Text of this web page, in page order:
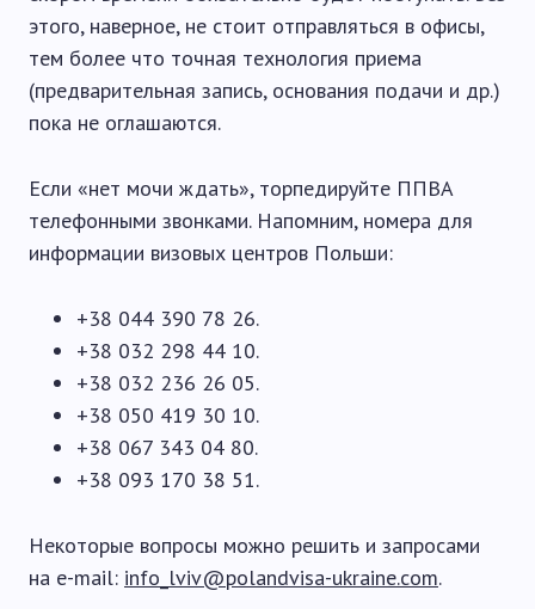
этого, наверное, не стоит отправляться в офисы,
тем более что точная технология приема
(предварительная запись, основания подачи и др.)
пока не оглашаются.
Если «нет мочи ждать», торпедируйте ППВА
телефонными звонками. Напомним, номера для
информации визовых центров Польши:
+38 044 390 78 26.
+38 032 298 44 10.
+38 032 236 26 05.
+38 050 419 30 10.
+38 067 343 04 80.
+38 093 170 38 51.
Некоторые вопросы можно решить и запросами
на e-mail: info_lviv@polandvisa-ukraine.com.